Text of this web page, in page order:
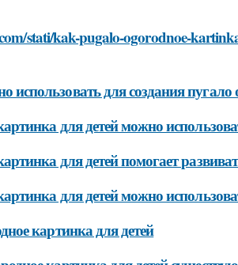
stati/kak-pugalo-ogorodnoe-
для создания пугало
для детей можно
для детей помогает
для детей можно
картинка для детей